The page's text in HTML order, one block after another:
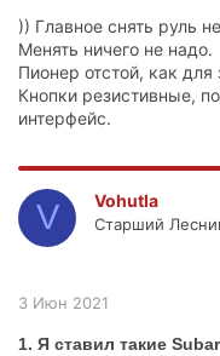
)) Главное снять руль
Менять ничего не надо.
Пионер отстой, как
Кнопки резистивные,
интерфейс.
V Vohutla
Старший
3 Июн 2021
1. Я ставил такие